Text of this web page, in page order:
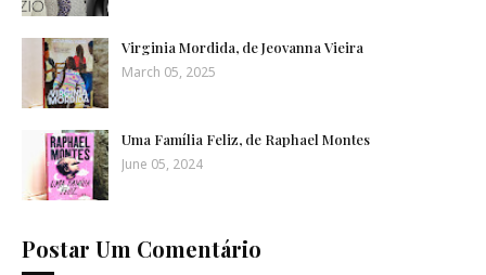
Virginia Mordida, de Jeovanna Vieira
March 05, 2025
Uma Família Feliz, de Raphael Montes
June 05, 2024
Postar Um Comentário